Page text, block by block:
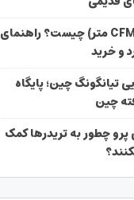
فلومتر هوا (CFM متر) چیست؟ راهنمای
و خرید
تیانگونگ چین؛ پایگاه
چین
چطور به تریدرها کمک